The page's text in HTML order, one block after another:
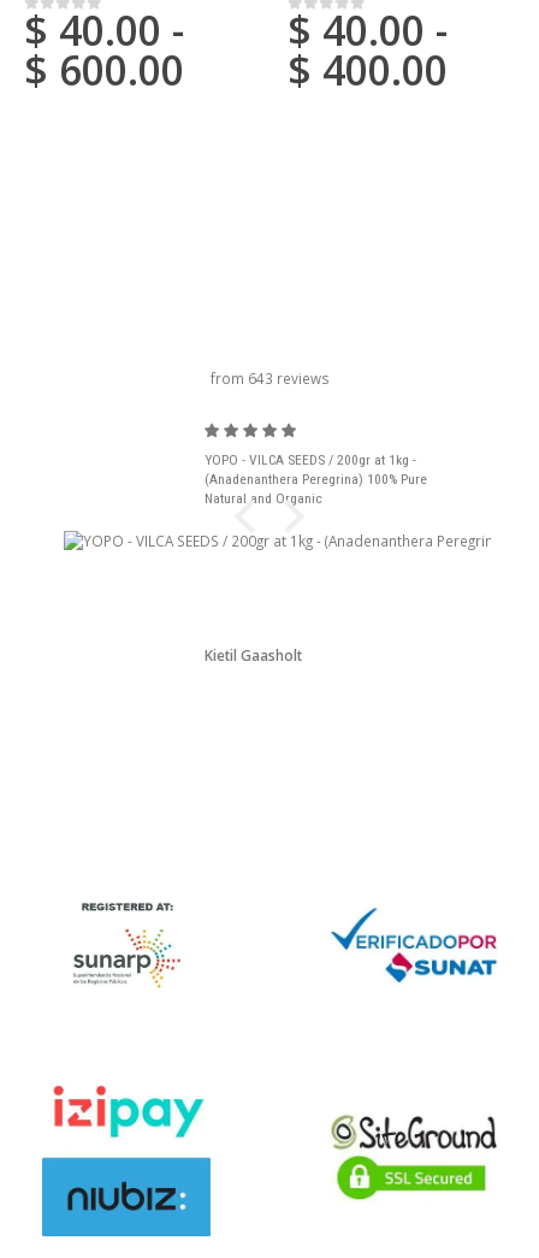
0su 5
$ 40.00 -
$ 600.00
0su 5
$ 40.00 -
$ 400.00
from 643 reviews
YOPO - VILCA SEEDS / 200gr at 1kg -
(Anadenanthera Peregrina) 100% Pure
Natural and Organic
Kjetil Gaasholt